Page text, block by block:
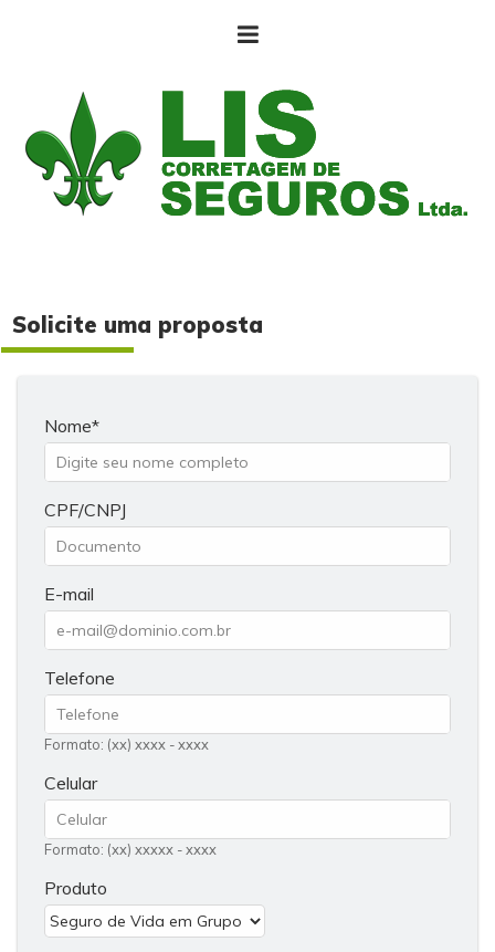
Solicite uma proposta
Nome
CPF/CNPJ
E-mail
Telefone
Formato: (xx) xxxx - xxxx
Celular
Formato: (xx) xxxxx - xxxx
Produto